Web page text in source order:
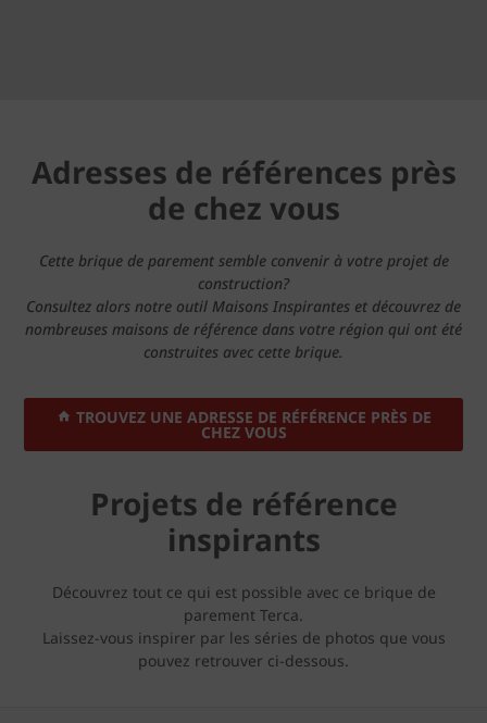
Adresses de références près
de chez vous
Cette brique de parement semble convenir à votre projet de
construction?
Consultez alors notre outil Maisons Inspirantes et découvrez de
nombreuses maisons de référence dans votre région qui ont été
construites avec cette brique.
TROUVEZ UNE ADRESSE DE RÉFÉRENCE PRÈS DE
CHEZ VOUS
Projets de référence
inspirants
Découvrez tout ce qui est possible avec ce brique de
parement Terca.
Laissez-vous inspirer par les séries de photos que vous
pouvez retrouver ci-dessous.